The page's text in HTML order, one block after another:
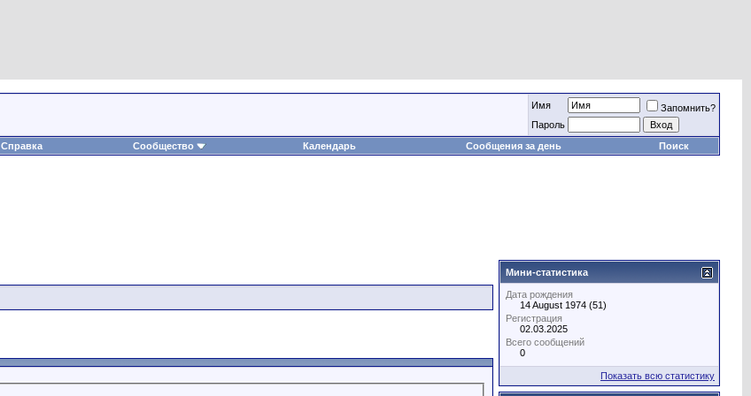
Имя
Запомнить?
Пароль
Справка Сообщество Календарь Сообщения за день Поиск
Мини-статистика
Дата рождения
14 August 1974 (51)
Регистрация
02.03.2025
Всего сообщений
0
Показать всю статистику